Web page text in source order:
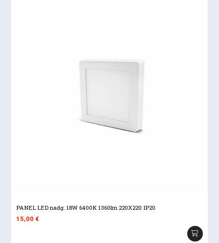
PANEL LED nadg. 18W 6400K 1360lm 220X220 IP20
15,00€